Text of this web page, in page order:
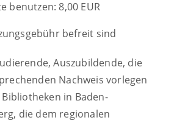
benutzen: 8,00 EUR
befreit sind
Auszubildende, die
Nachweis vorlegen
in Baden-
die dem regionalen